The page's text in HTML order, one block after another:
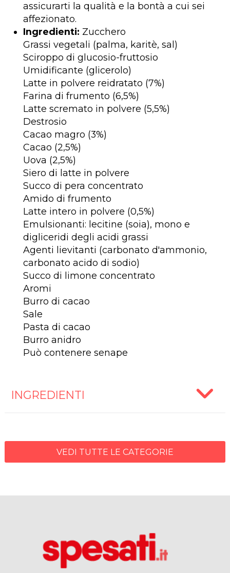
assicurarti la qualità e la bontà a cui sei
affezionato.
Ingredienti: Zucchero
Grassi vegetali (palma, karitè, sal)
Sciroppo di glucosio-fruttosio
Umidificante (glicerolo)
Latte in polvere reidratato (7%)
Farina di frumento (6,5%)
Latte scremato in polvere (5,5%)
Destrosio
Cacao magro (3%)
Cacao (2,5%)
Uova (2,5%)
Siero di latte in polvere
Succo di pera concentrato
Amido di frumento
Latte intero in polvere (0,5%)
Emulsionanti: lecitine (soia), mono e
digliceridi degli acidi grassi
Agenti lievitanti (carbonato d'ammonio,
carbonato acido di sodio)
Succo di limone concentrato
Aromi
Burro di cacao
Sale
Pasta di cacao
Burro anidro
Può contenere senape
INGREDIENTI
VEDI TUTTE LE CATEGORIE